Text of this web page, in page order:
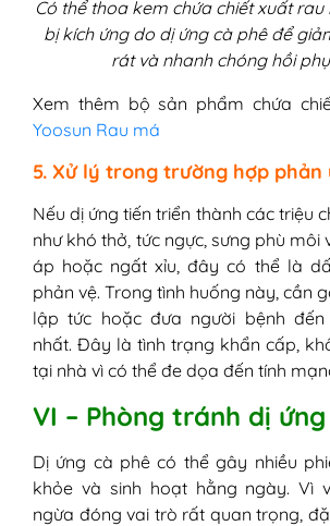
Có thể thoa kem chứa chiết xuất
bị kích ứng do dị ứng cà phê để
rát và nhanh chóng hồi
Xem thêm bộ sản phẩm chứa
Yoosun Rau má
5. Xử lý trong trường hợp phản
Nếu dị ứng tiến triển thành các triệu
như khó thở, tức ngực, sưng phù môi
áp hoặc ngất xỉu, đây có thể là
phản vệ. Trong tình huống này, cần
lập tức hoặc đưa người bệnh đến
nhất. Đây là tình trạng khẩn cấp,
tại nhà vì có thể đe dọa đến tính
VI – Phòng tránh dị
Dị ứng cà phê có thể gây nhiều
khỏe và sinh hoạt hằng ngày. Vì
ngừa đóng vai trò rất quan trọng,